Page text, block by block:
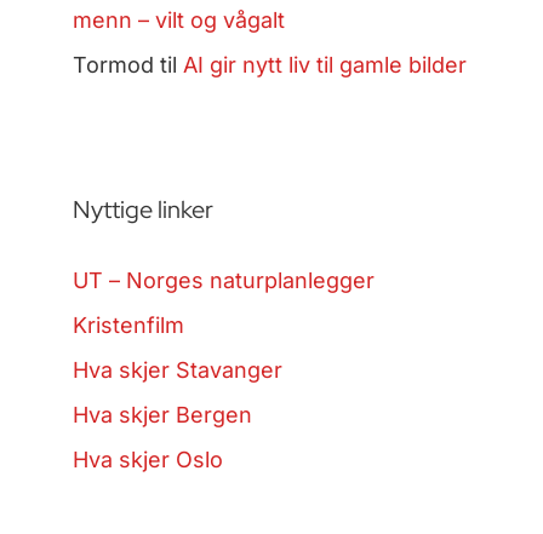
menn – vilt og vågalt
Tormod til AI gir nytt liv til gamle bilder
Nyttige linker
UT – Norges naturplanlegger
Kristenfilm
Hva skjer Stavanger
Hva skjer Bergen
Hva skjer Oslo